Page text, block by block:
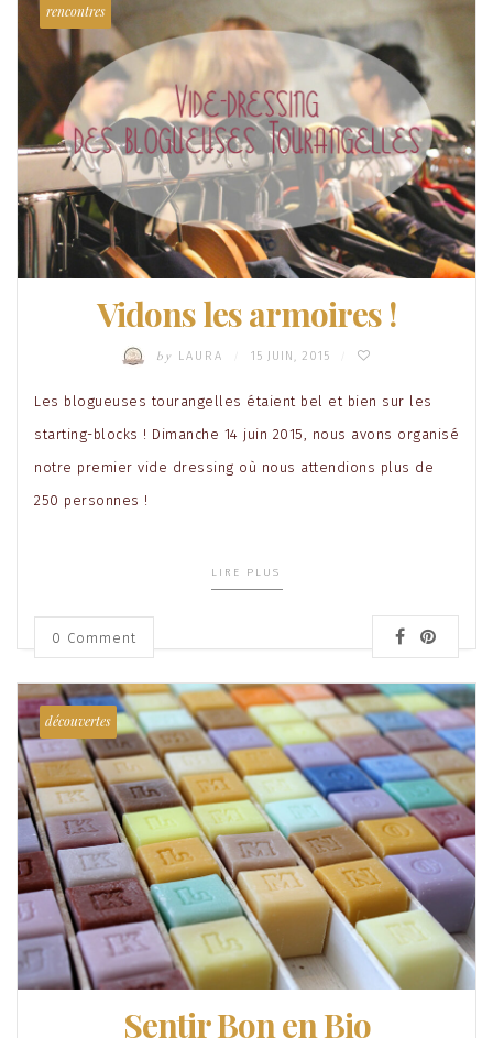
rencontres
Vidons les armoires !
by LAURA 15 JUIN, 2015
Les blogueuses tourangelles étaient bel et bien sur les
starting-blocks ! Dimanche 14 juin 2015, nous avons organisé
notre premier vide dressing où nous attendions plus de
250 personnes !
LIRE PLUS
0 Comment
découvertes
Sentir Bon en Bio